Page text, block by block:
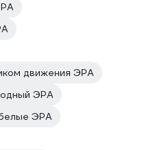
движения ЭРА
ЭРА
ЭРА